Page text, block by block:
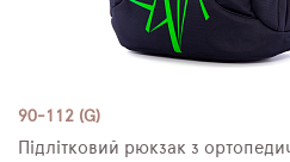
90-112 (G)
Підлітковий рюкзак з